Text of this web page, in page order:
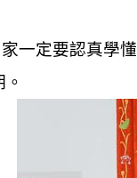
一定要認真學懂